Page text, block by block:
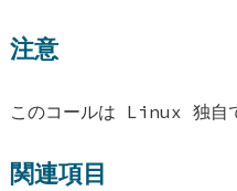
注意
このコールは Linux 独自
関連項目